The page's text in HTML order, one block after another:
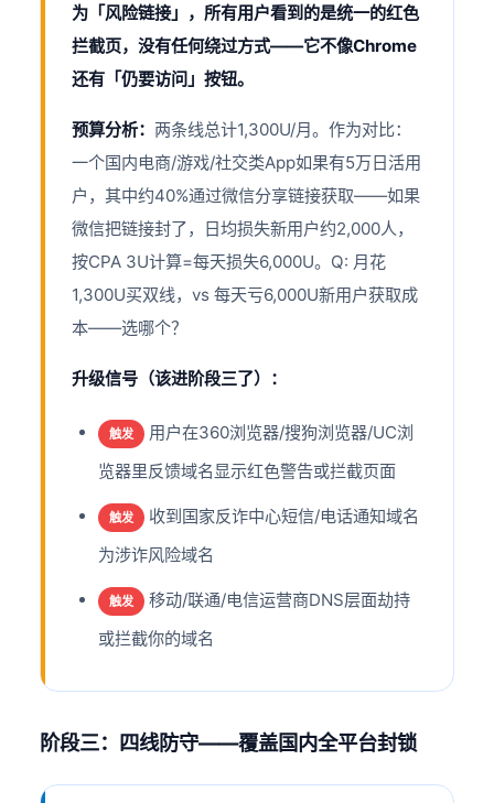
为「风险链接」，所有用户看到的是统一的红色
拦截页，没有任何绕过方式——它不像Chrome
还有「仍要访问」按钮。
预算分析： 两条线总计1,300U/月。作为对比：
一个国内电商/游戏/社交类App如果有5万日活用
户，其中约40%通过微信分享链接获取——如果
微信把链接封了，日均损失新用户约2,000人，
按CPA 3U计算=每天损失6,000U。Q: 月花
1,300U买双线，vs 每天亏6,000U新用户获取成
本——选哪个？
升级信号（该进阶段三了）：
触发
用户在360浏览器/搜狗浏览器/UC浏
览器里反馈域名显示红色警告或拦截页面
触发
收到国家反诈中心短信/电话通知域名
为涉诈风险域名
触发
移动/联通/电信运营商DNS层面劫持
或拦截你的域名
阶段三：四线防守——覆盖国内全平台封锁